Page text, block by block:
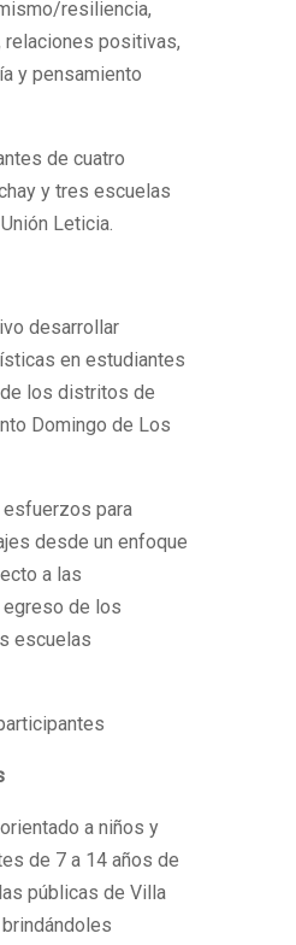
resiliencia,
relaciones positivas,
y pensamiento
de cuatro
y tres escuelas
Leticia.
desarrollar
en estudiantes
los distritos de
Domingo de Los
esfuerzos para
desde un enfoque
a las
de los
escuelas
a niños y
de 7 a 14 años de
públicas de Villa